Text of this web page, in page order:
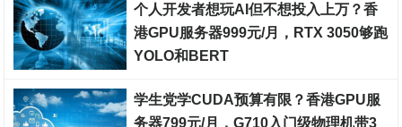
个人开发者想玩AI但不想投入上万？香
港GPU服务器999元/月，RTX 3050够跑
YOLO和BERT
学生党学CUDA预算有限？香港GPU服
务器799元/月，G710入门级物理机带3